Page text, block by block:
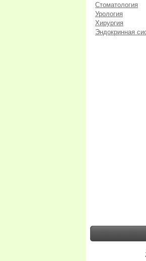
Стоматология
Урология
Хирургия
Эндокринная